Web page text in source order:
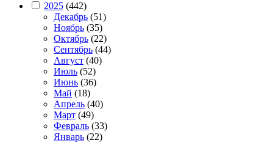
2025 (442)
Декабрь (51)
Ноябрь (35)
Октябрь (22)
Сентябрь (44)
Август (40)
Июль (52)
Июнь (36)
Май (18)
Апрель (40)
Март (49)
Февраль (33)
Январь (22)